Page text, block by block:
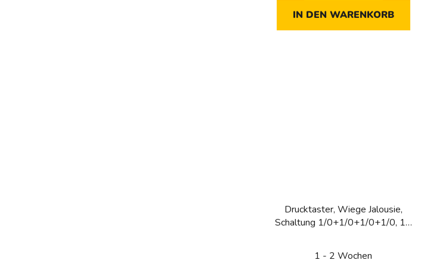
Sternen.
IN DEN WARENKORB
Drucktaster, Wiege Jalousie,
Schaltung 1/0+1/0+1/0+1/0, 10
1 - 2 Wochen